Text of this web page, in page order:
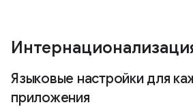
Языковые настройки для
приложения